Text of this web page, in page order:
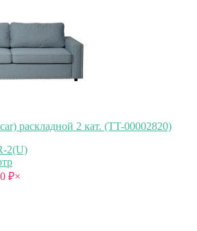
раскладной 2 кат. (TT-00002820)
2(U)
₽×